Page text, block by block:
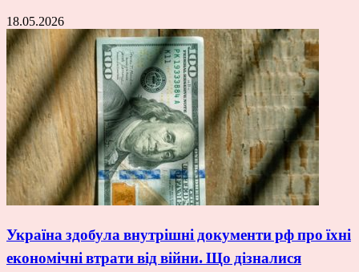
18.05.2026
Україна здобула внутрішні документи рф про їхні
економічні втрати від війни. Що дізналися